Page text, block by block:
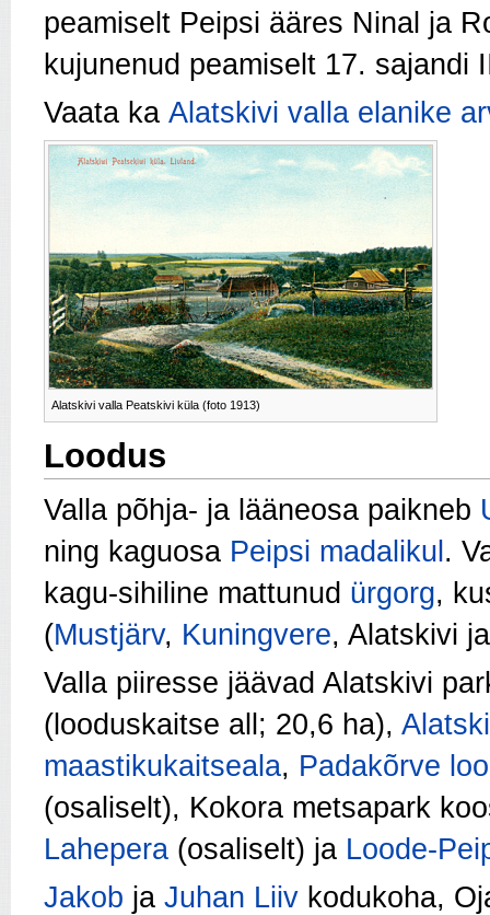
peamiselt Peipsi ääres Ninal ja
kujunenud peamiselt 17. sajandi
Vaata ka Alatskivi valla elanike
Alatskivi valla Peatskivi küla (foto 1913)
Loodus
Valla põhja- ja lääneosa paikneb
ning kaguosa Peipsi madalikul .
kagu-sihiline mattunud ürgorg,
(Mustjärv, Kuningvere, Alatskivi
Valla piiresse jäävad Alatskivi
(looduskaitse all; 20,6 ha),
maastikukaitseala, Padakõrve
(osaliselt), Kokora metsapark
Lahepera (osaliselt) ja Loode-
Jakob ja Juhan Liiv kodukoha,